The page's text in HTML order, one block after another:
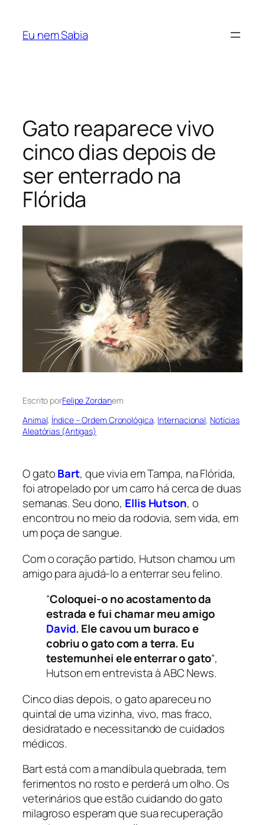
Eu nem Sabia
Gato reaparece vivo
cinco dias depois de
ser enterrado na
Flórida
Escrito porFelipe Zordanem
Animal, Índice – Ordem Cronológica, Internacional, Notícias
Aleatórias (Antigas)
O gatoBart, que vivia em Tampa, na Flórida,
foi atropelado por um carro há cerca de duas
semanas. Seu dono, Ellis Hutson, o
encontrou no meio da rodovia, sem vida, em
um poça de sangue.
Com o coração partido, Hutson chamou um
amigo para ajudá-lo a enterrar seu felino.
“Coloquei-o no acostamento da
estrada e fui chamar meu amigo
David. Ele cavou um buraco e
cobriu o gato com a terra. Eu
testemunhei ele enterrar o gato“,
Hutson em entrevista àABC News.
Cinco dias depois, o gato apareceu no
quintal de uma vizinha, vivo, mas fraco,
desidratado e necessitando de cuidados
médicos.
Bart está com a mandíbula quebrada, tem
ferimentos no rosto e perderá um olho. Os
veterinários que estão cuidando do gato
milagroso esperam que sua recuperação